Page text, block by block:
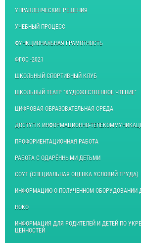
УПРАВЛЕНЧЕСКИЕ РЕШЕНИЯ
УЧЕБНЫЙ ПРОЦЕСС
ФУНКЦИОНАЛЬНАЯ ГРАМОТНОСТЬ
ФГОС -2021
ШКОЛЬНЫЙ СПОРТИВНЫЙ КЛУБ
ШКОЛЬНЫЙ ТЕАТР "ХУДОЖЕСТВЕННОЕ ЧТЕНИЕ"
ЦИФРОВАЯ ОБРАЗОВАТЕЛЬНАЯ СРЕДА
ДОСТУП К ИНФОРМАЦИОННО-
ПРОФОРИЕНТАЦИОННАЯ РАБОТА
РАБОТА С ОДАРЁННЫМИ ДЕТЬМИ
СОУТ (СПЕЦИАЛЬНАЯ ОЦЕНКА УСЛОВИЙ ТРУДА)
ИНФОРМАЦИЮ О ПОЛУЧЕННОМ ОБОРУДОВАНИИ
НОКО
ИНФОРМАЦИЯ ДЛЯ РОДИТЕЛЕЙ И ДЕТЕЙ ПО
ЦЕННОСТЕЙ